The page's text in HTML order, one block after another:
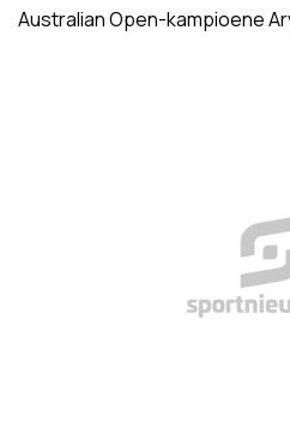
Australian Open-kampioene